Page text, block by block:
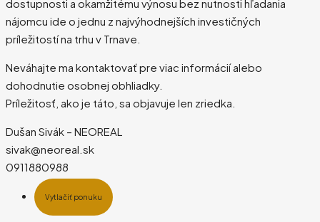
dostupnosti a okamžitému výnosu bez nutnosti hľadania
nájomcu ide o jednu z najvýhodnejších investičných
príležitostí na trhu v Trnave.
Neváhajte ma kontaktovať pre viac informácií alebo
dohodnutie osobnej obhliadky.
Príležitosť, ako je táto, sa objavuje len zriedka.
Dušan Sivák – NEOREAL
sivak@neoreal.sk
0911880988
Vytlačiť ponuku